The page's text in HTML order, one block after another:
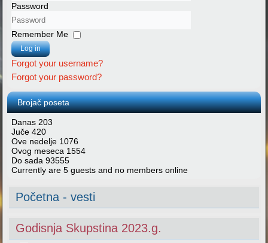
Password
Remember Me
Log in
Forgot your username?
Forgot your password?
Brojač poseta
Danas 203
Juče420
Ove nedelje 1076
Ovog meseca 1554
Do sada93555
Currently are 5 guests and no members online
Početna - vesti
Godisnja Skupstina 2023.g.